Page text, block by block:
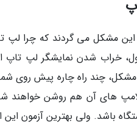
این مشکل می گردند که چرا
خراب شدن نمایشگر لپ
چند راه چاره پیش روی
های آن هم روشن
باشد. ولی بهترین آزمون